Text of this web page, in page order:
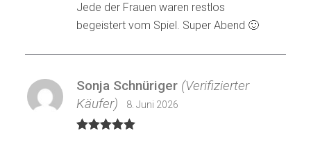
Jede der Frauen waren restlos
begeistert vom Spiel. Super Abend 🙂
Sonja Schnüriger (Verifizierter
Käufer)
8. Juni 2026